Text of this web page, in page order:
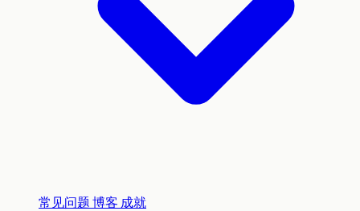
常见问题博客 成就